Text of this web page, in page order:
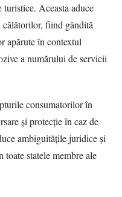
Aceasta aduce
fiind gândită
apărute în contextul
a numărului de servicii
consumatorilor în
și protecție în caz de
ambiguitățile juridice și
statele membre ale